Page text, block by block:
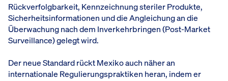
Rückverfolgbarkeit, Kennzeichnung steriler Produkte,
Sicherheitsinformationen und die Angleichung an die
Überwachung nach dem Inverkehrbringen (Post-Market
Surveillance) gelegt wird.
Der neue Standard rückt Mexiko auch näher an
internationale Regulierungspraktiken heran, indem er